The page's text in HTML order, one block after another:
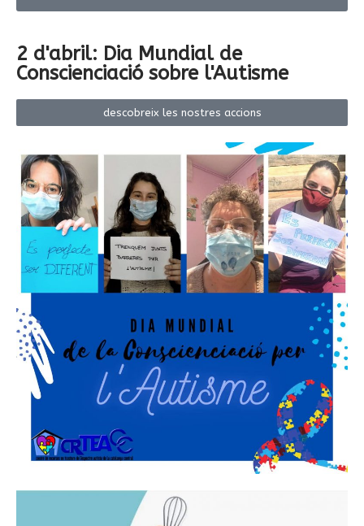
2 d'abril: Dia Mundial de
Conscienciació sobre l'Autisme
descobreix les nostres accions